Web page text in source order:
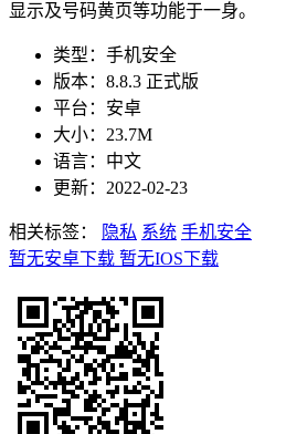
显示及号码黄页等功能于一身。
类型：手机安全
版本：8.8.3 正式版
平台：安卓
大小：23.7M
语言：中文
更新：2022-02-23
相关标签： 隐私 系统 手机安全
暂无安卓下载 暂无IOS下载